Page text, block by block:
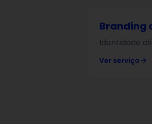
Branding
Identidade
Ver serviço